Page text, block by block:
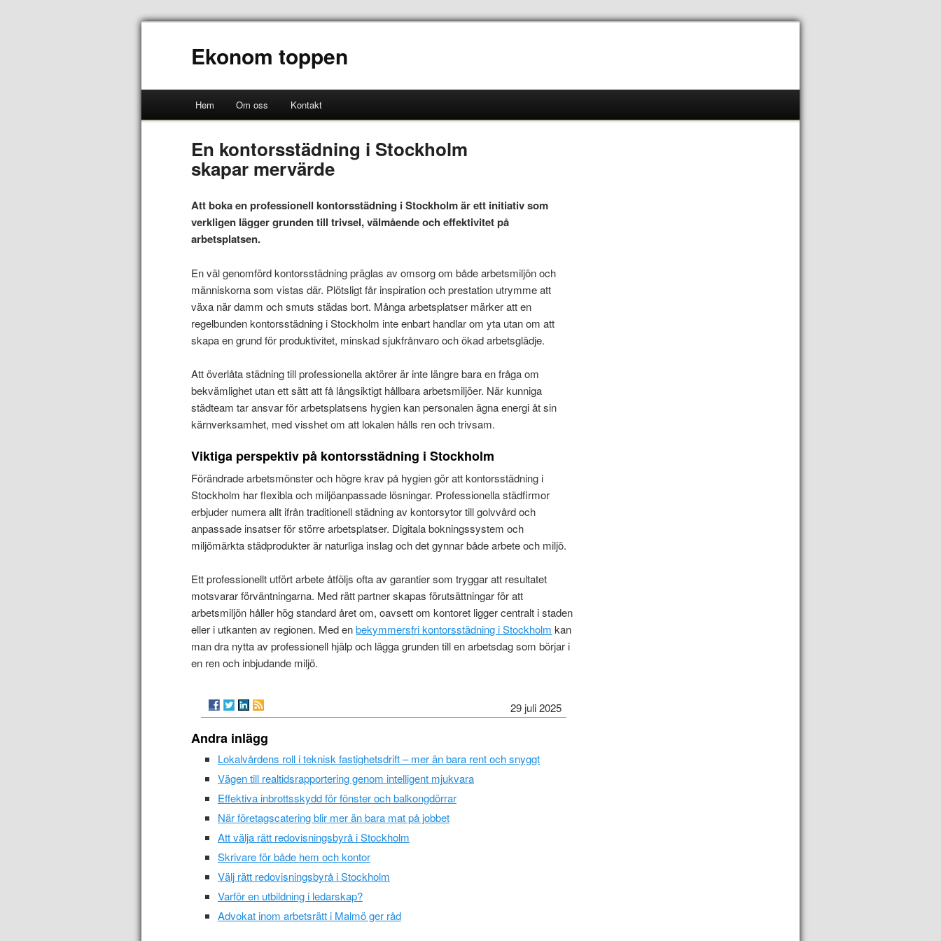
Ekonom toppen
Hem Om oss Kontakt
En kontorsstädning i Stockholm
skapar mervärde
Att boka en professionell kontorsstädning i Stockholm är ett initiativ som
verkligen lägger grunden till trivsel, välmående och effektivitet på
arbetsplatsen.
En väl genomförd kontorsstädning präglas av omsorg om både arbetsmiljön och
människorna som vistas där. Plötsligt får inspiration och prestation utrymme att
växa när damm och smuts städas bort. Många arbetsplatser märker att en
regelbunden kontorsstädning i Stockholm inte enbart handlar om yta utan om att
skapa en grund för produktivitet, minskad sjukfrånvaro och ökad arbetsglädje.
Att överlåta städning till professionella aktörer är inte längre bara en fråga om
bekvämlighet utan ett sätt att få långsiktigt hållbara arbetsmiljöer. När kunniga
städteam tar ansvar för arbetsplatsens hygien kan personalen ägna energi åt sin
kärnverksamhet, med visshet om att lokalen hålls ren och trivsam.
Viktiga perspektiv på kontorsstädning i Stockholm
Förändrade arbetsmönster och högre krav på hygien gör att kontorsstädning i
Stockholm har flexibla och miljöanpassade lösningar. Professionella städfirmor
erbjuder numera allt ifrån traditionell städning av kontorsytor till golvvård och
anpassade insatser för större arbetsplatser. Digitala bokningssystem och
miljömärkta städprodukter är naturliga inslag och det gynnar både arbete och miljö.
Ett professionellt utfört arbete åtföljs ofta av garantier som tryggar att resultatet
motsvarar förväntningarna. Med rätt partner skapas förutsättningar för att
arbetsmiljön håller hög standard året om, oavsett om kontoret ligger centralt i staden
eller i utkanten av regionen. Med enbekymmersfri kontorsstädning i Stockholm kan
man dra nytta av professionell hjälp och lägga grunden till en arbetsdag som börjar i
en ren och inbjudande miljö.
29 juli 2025
Andra inlägg
Lokalvårdens roll i teknisk fastighetsdrift – mer än bara rent och snyggt
Vägen till realtidsrapportering genom intelligent mjukvara
Effektiva inbrottsskydd för fönster och balkongdörrar
När företagscatering blir mer än bara mat på jobbet
Att välja rätt redovisningsbyrå i Stockholm
Skrivare för både hem och kontor
Välj rätt redovisningsbyrå i Stockholm
Varför en utbildning i ledarskap?
Advokat inom arbetsrätt i Malmö ger råd